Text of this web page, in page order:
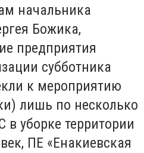
начальника
Божика,
предприятия
субботника
к мероприятию
лишь по несколько
в уборке территории
ПЕ «Енакиевская